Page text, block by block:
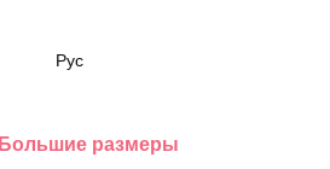
Рус
Большие размеры